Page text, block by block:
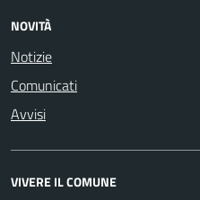
NOVITÀ
Notizie
Comunicati
Avvisi
VIVERE IL COMUNE